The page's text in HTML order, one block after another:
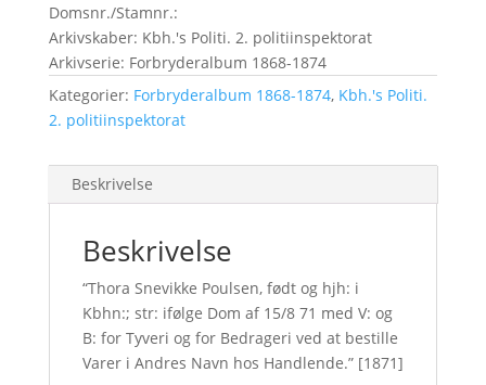
Domsnr./Stamnr.:
Arkivskaber: Kbh.'s Politi. 2. politiinspektorat
Arkivserie: Forbryderalbum 1868-1874
Kategorier: Forbryderalbum 1868-1874, Kbh.'s Politi.
2. politiinspektorat
Beskrivelse
Beskrivelse
“Thora Snevikke Poulsen, født og hjh: i
Kbhn:; str: ifølge Dom af 15/8 71 med V: og
B: for Tyveri og for Bedrageri ved at bestille
Varer i Andres Navn hos Handlende.” [1871]